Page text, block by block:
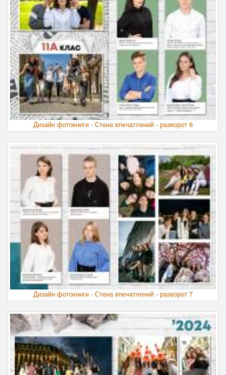
Дизайн фотокниги - Стена впечатлений - разворот 6
Дизайн фотокниги - Стена впечатлений - разворот 7